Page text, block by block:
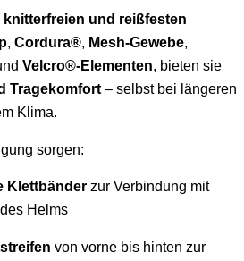
knitterfreien und reißfesten
, Cordura®, Mesh-Gewebe,
Velcro®-Elementen, bieten sie
Tragekomfort – selbst bei längeren
Klima.
sorgen:
Klettbänder zur Verbindung mit
Helms
von vorne bis hinten zur